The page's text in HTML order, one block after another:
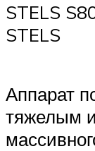
STELS
STELS
Аппарат
тяжелым